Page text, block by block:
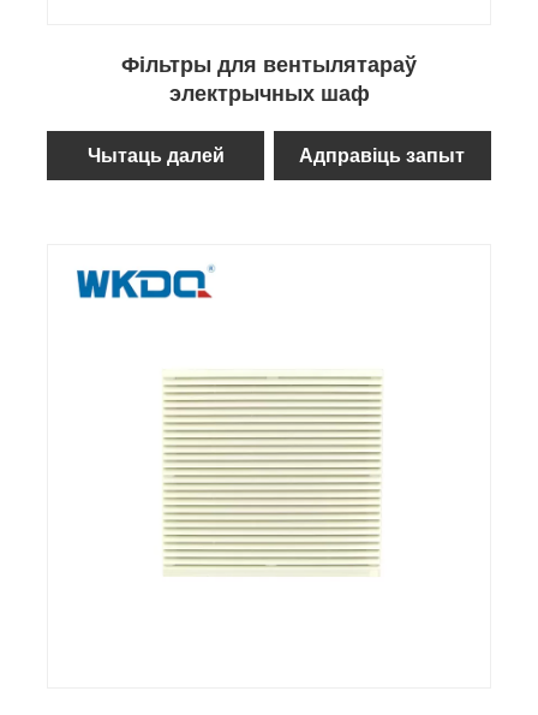
Фільтры для вентылятараў
электрычных шаф
Чытаць далей Адправіць запыт